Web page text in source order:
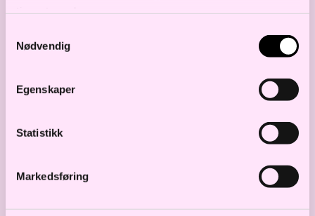
Nødvendig
Egenskaper
Statistikk
Markedsføring
videreformidle til Justiskomiteen.
Opptak av Juristforbundet sitt innlegg, og
Stortingets Nett-TV
Les også